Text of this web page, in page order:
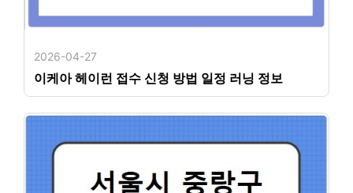
2026-04-27
이케아 헤이런 접수 신청 방법 일정 러닝 정보